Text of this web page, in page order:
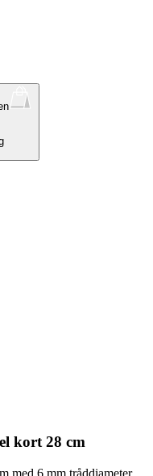
kort 28 cm
med 6 mm tråddiameter.